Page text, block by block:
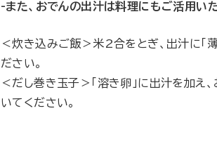
-また、おでんの出汁は料理にもご活用い
＜炊き込みご飯＞米2合をとぎ、出汁に「
ださい。
＜だし巻き玉子＞「溶き卵」に出汁を加え
いてください。